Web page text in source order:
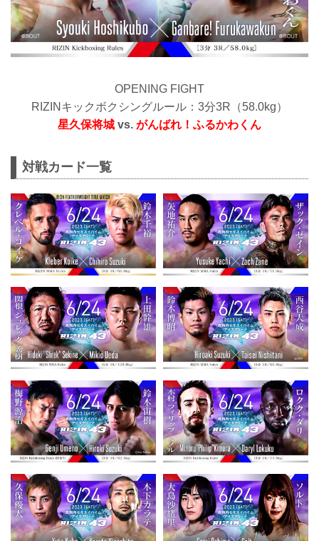
OPENING FIGHT
RIZINキックボクシングルール：3分3R（58.0kg）
星久保将城 vs. がんばれ！ふるかわくん
対戦カード一覧